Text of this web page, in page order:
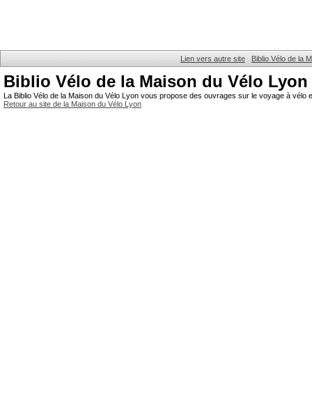
Lien vers autre site Biblio Vélo de la
Biblio Vélo de la Maison du Vélo Lyon
La Biblio Vélo de la Maison du Vélo Lyon vous propose des ouvrages sur le voyage à
Retour au site de la Maison du Vélo Lyon